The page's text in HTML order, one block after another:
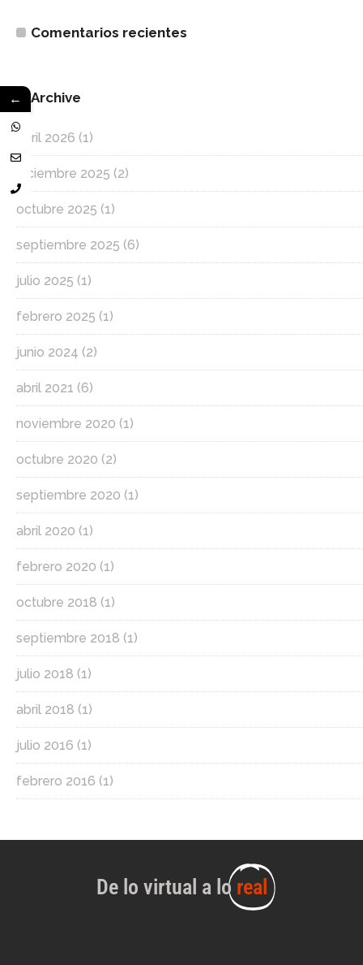
Comentarios recientes
Archive
abril 2026 (1)
diciembre 2025 (2)
octubre 2025 (1)
septiembre 2025 (6)
julio 2025 (1)
febrero 2025 (1)
junio 2024 (2)
abril 2021 (6)
noviembre 2020 (1)
octubre 2020 (2)
septiembre 2020 (1)
abril 2020 (1)
febrero 2020 (1)
octubre 2018 (1)
septiembre 2018 (1)
julio 2018 (1)
abril 2018 (1)
julio 2016 (1)
febrero 2016 (1)
De lo virtual a lo real
←